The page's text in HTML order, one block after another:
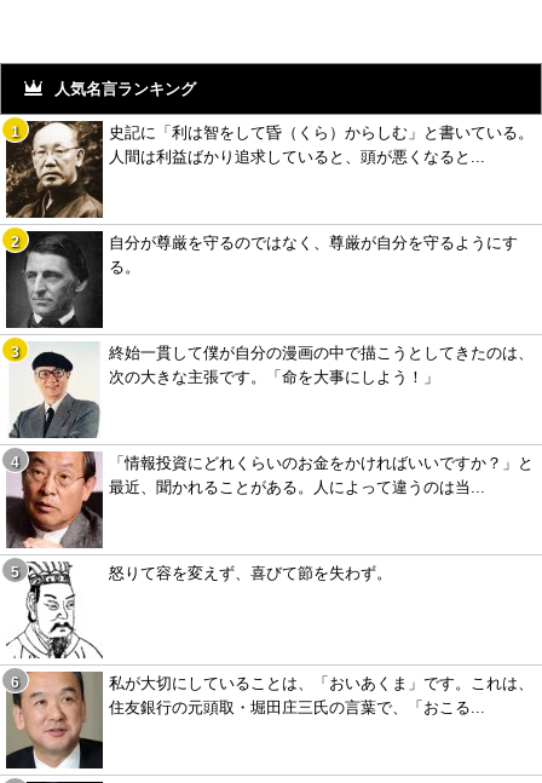
人気名言ランキング
史記に「利は智をして昏（くら）からしむ」と書いている。
人間は利益ばかり追求していると、頭が悪くなると...
自分が尊厳を守るのではなく、尊厳が自分を守るようにす
る。
終始一貫して僕が自分の漫画の中で描こうとしてきたのは、
次の大きな主張です。「命を大事にしよう！」
「情報投資にどれくらいのお金をかければいいですか？」と
最近、聞かれることがある。人によって違うのは当...
怒りて容を変えず、喜びて節を失わず。
私が大切にしていることは、「おいあくま」です。これは、
住友銀行の元頭取・堀田庄三氏の言葉で、「おこる...